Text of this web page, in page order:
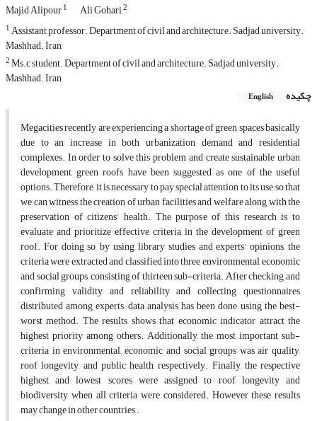
Majid Alipour1 Ali Gohari2
1Assistant professor. Department of civil and architecture. Sadjad university.
Mashhad. Iran
2Ms.c student. Department of civil and architecture. Sadjad university.
Mashhad. Iran
چکیده
English
Megacities recently are experiencing a shortage of green spaces basically
due to an increase in both urbanization demand and residential
complexes. In order to solve this problem and create sustainable urban
development, green roofs have been suggested as one of the useful
options. Therefore, it is necessary to pay special attention to its use so that
we can witness the creation of urban facilities and welfare along with the
preservation of citizens' health. The purpose of this research is to
evaluate and prioritize effective criteria in the development of green
roof. For doing so, by using library studies and experts' opinions, the
criteria were extracted and classified into three environmental, economic
and social groups, consisting of thirteen sub-criteria. After checking and
confirming validity and reliability and collecting questionnaires
distributed among experts, data analysis has been done using the best-
worst method. The results shows that economic indicator attract the
highest priority among others. Additionally, the most important sub-
criteria in environmental, economic, and social groups was air quality,
roof longevity, and public health, respectively. Finally, the respective
highest and lowest scores were assigned to roof longevity and
biodiversity when all criteria were considered. However these results
may change in other countries .